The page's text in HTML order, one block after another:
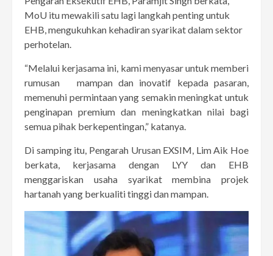
MoU itu mewakili satu lagi langkah penting untuk
EHB, mengukuhkan kehadiran syarikat dalam sektor
perhotelan.
“Melalui kerjasama ini, kami menyasar untuk memberi
rumusan mampan dan inovatif kepada pasaran,
memenuhi permintaan yang semakin meningkat untuk
penginapan premium dan meningkatkan nilai bagi
semua pihak berkepentingan,” katanya.
Di samping itu, Pengarah Urusan EXSIM, Lim Aik Hoe
berkata, kerjasama dengan LYY dan EHB
menggariskan usaha syarikat membina projek
hartanah yang berkualiti tinggi dan mampan.